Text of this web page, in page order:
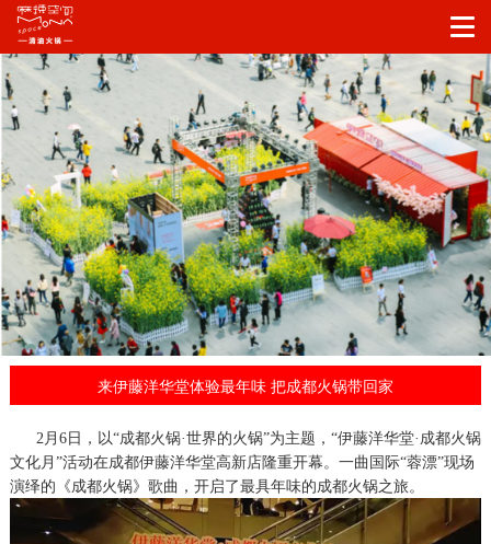
来伊藤洋华堂体验最年味 把成都火锅带回家
2月6日，以“成都火锅·世界的火锅”为主题，“伊藤洋华堂·成都火锅
文化月”活动在成都伊藤洋华堂高新店隆重开幕。一曲国际“蓉漂”现场
演绎的《成都火锅》歌曲，开启了最具年味的成都火锅之旅。